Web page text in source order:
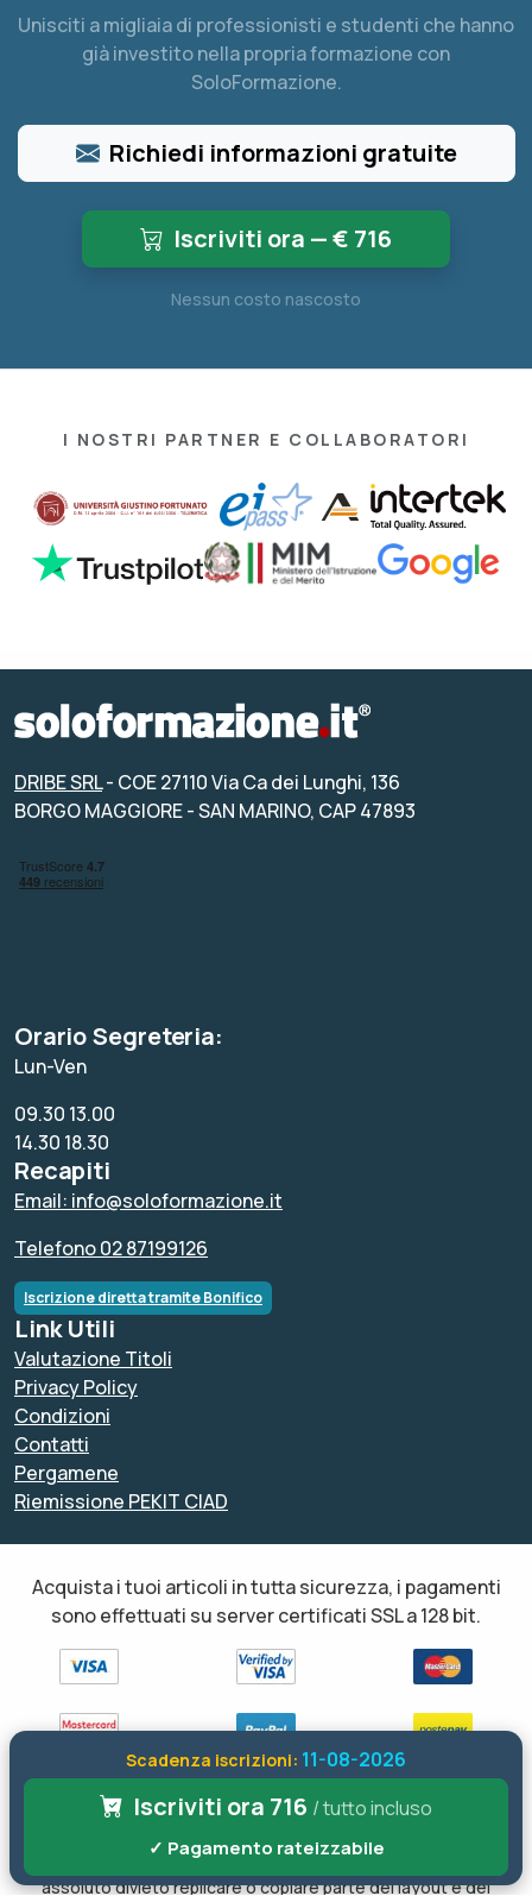
Unisciti a migliaia di professionisti e studenti che hanno
già investito nella propria formazione con
SoloFormazione.
Richiedi informazioni gratuite
Iscriviti ora — € 716
Nessun costo nascosto
I NOSTRI PARTNER E COLLABORATORI
Scadenza iscrizioni: 11-08-2026
Iscriviti ora 716 / tutto incluso
✓ Pagamento rateizzabile
DRIBE SRL- COE 27110 Via Ca dei Lunghi, 136
BORGO MAGGIORE - SAN MARINO, CAP 47893
Orario Segreteria:
Lun-Ven
09.30 13.00
14.30 18.30
Recapiti
Email: info@soloformazione.it
Telefono 02 87199126
Iscrizione diretta tramite Bonifico
Link Utili
Valutazione Titoli
Privacy Policy
Condizioni
Contatti
Pergamene
Riemissione PEKIT CIAD
Acquista i tuoi articoli in tutta sicurezza, i pagamenti
sono effettuati su server certificati SSL a 128 bit.
Tutti i diritti sono riservati ed è vietata anche la riproduzione
email sono di proprietà di soloformazione.it pertanto è fatto
assoluto divieto replicare o copiare parte del layout e dei